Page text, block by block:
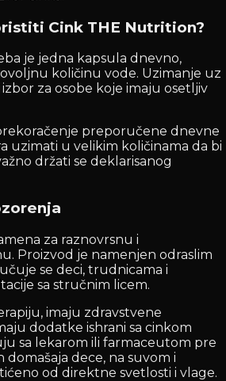
Cink THE Nutrition?
je jedna kapsula dnevno,
količinu vode. Uzimanje uz
za osobe koje imaju osetljiv
preporučene dnevne
uzimati u velikim količinama da bi
držati se deklarisanog
za raznovrsnu i
Proizvod je namenjen odraslim
se deci, trudnicama i
sa stručnim licem.
imaju zdravstvene
dodatke ishrani sa cinkom
sa lekarom ili farmaceutom pre
dece, na suvom i
od direktne svetlosti i vlage.